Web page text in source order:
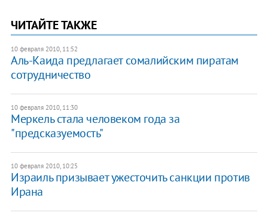
ЧИТАЙТЕ ТАКЖЕ
10 февраля 2010, 11:52
Аль-Каида предлагает сомалийским пиратам
сотрудничество
10 февраля 2010, 11:30
Меркель стала человеком года за
"предсказуемость"
10 февраля 2010, 10:25
Израиль призывает ужесточить санкции против
Ирана